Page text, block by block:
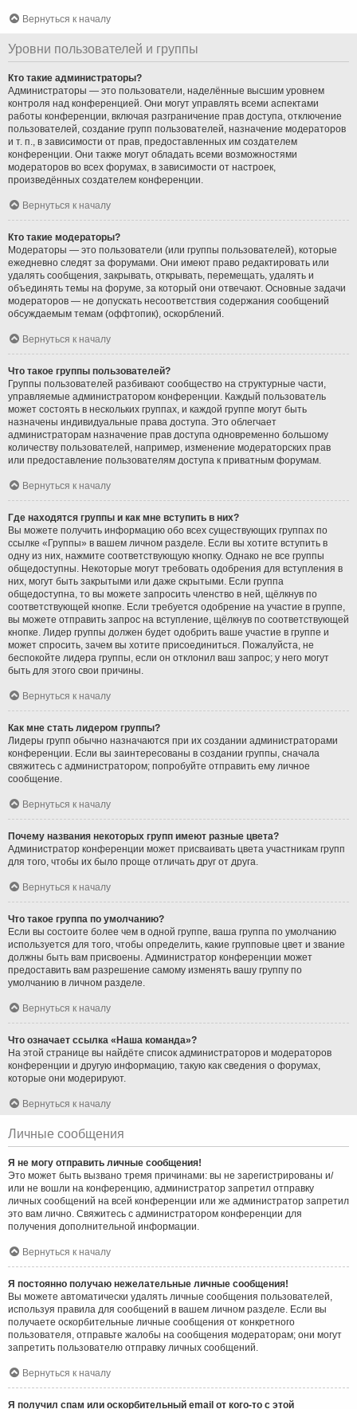
Вернуться к началу
Уровни пользователей и группы
Кто такие администраторы?
Администраторы — это пользователи, наделённые высшим уровнем
контроля над конференцией. Они могут управлять всеми аспектами
работы конференции, включая разграничение прав доступа, отключение
пользователей, создание групп пользователей, назначение модераторов
и т. п., в зависимости от прав, предоставленных им создателем
конференции. Они также могут обладать всеми возможностями
модераторов во всех форумах, в зависимости от настроек,
произведённых создателем конференции.
Вернуться к началу
Кто такие модераторы?
Модераторы — это пользователи (или группы пользователей), которые
ежедневно следят за форумами. Они имеют право редактировать или
удалять сообщения, закрывать, открывать, перемещать, удалять и
объединять темы на форуме, за который они отвечают. Основные задачи
модераторов — не допускать несоответствия содержания сообщений
обсуждаемым темам (оффтопик), оскорблений.
Вернуться к началу
Что такое группы пользователей?
Группы пользователей разбивают сообщество на структурные части,
управляемые администратором конференции. Каждый пользователь
может состоять в нескольких группах, и каждой группе могут быть
назначены индивидуальные права доступа. Это облегчает
администраторам назначение прав доступа одновременно большому
количеству пользователей, например, изменение модераторских прав
или предоставление пользователям доступа к приватным форумам.
Вернуться к началу
Где находятся группы и как мне вступить в них?
Вы можете получить информацию обо всех существующих группах по
ссылке «Группы» в вашем личном разделе. Если вы хотите вступить в
одну из них, нажмите соответствующую кнопку. Однако не все группы
общедоступны. Некоторые могут требовать одобрения для вступления в
них, могут быть закрытыми или даже скрытыми. Если группа
общедоступна, то вы можете запросить членство в ней, щёлкнув по
соответствующей кнопке. Если требуется одобрение на участие в группе,
вы можете отправить запрос на вступление, щёлкнув по соответствующей
кнопке. Лидер группы должен будет одобрить ваше участие в группе и
может спросить, зачем вы хотите присоединиться. Пожалуйста, не
беспокойте лидера группы, если он отклонил ваш запрос; у него могут
быть для этого свои причины.
Вернуться к началу
Как мне стать лидером группы?
Лидеры групп обычно назначаются при их создании администраторами
конференции. Если вы заинтересованы в создании группы, сначала
свяжитесь с администратором; попробуйте отправить ему личное
сообщение.
Вернуться к началу
Почему названия некоторых групп имеют разные цвета?
Администратор конференции может присваивать цвета участникам групп
для того, чтобы их было проще отличать друг от друга.
Вернуться к началу
Что такое группа по умолчанию?
Если вы состоите более чем в одной группе, ваша группа по умолчанию
используется для того, чтобы определить, какие групповые цвет и звание
должны быть вам присвоены. Администратор конференции может
предоставить вам разрешение самому изменять вашу группу по
умолчанию в личном разделе.
Вернуться к началу
Что означает ссылка «Наша команда»?
На этой странице вы найдёте список администраторов и модераторов
конференции и другую информацию, такую как сведения о форумах,
которые они модерируют.
Вернуться к началу
Личные сообщения
Я не могу отправить личные сообщения!
Это может быть вызвано тремя причинами: вы не зарегистрированы и/
или не вошли на конференцию, администратор запретил отправку
личных сообщений на всей конференции или же администратор запретил
это вам лично. Свяжитесь с администратором конференции для
получения дополнительной информации.
Вернуться к началу
Я постоянно получаю нежелательные личные сообщения!
Вы можете автоматически удалять личные сообщения пользователей,
используя правила для сообщений в вашем личном разделе. Если вы
получаете оскорбительные личные сообщения от конкретного
пользователя, отправьте жалобы на сообщения модераторам; они могут
запретить пользователю отправку личных сообщений.
Вернуться к началу
Я получил спам или оскорбительный email от кого-то с этой